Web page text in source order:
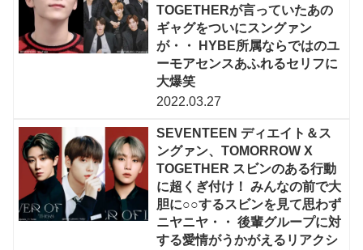
TOGETHERが言っていたあの
ギャグをついにスングァン
が・・ HYBE所属ならではのユ
ーモアセンスあふれるセリフに
大爆笑
2022.03.27
SEVENTEEN ディエイト＆ス
ングァン、TOMORROW X
TOGETHER スビンのある行動
に超くぎ付け！ みんなの前で大
胆に○○するスビンを見て思わず
ニヤニヤ・・ 後輩グループに対
する愛情がうかがえるリアクシ